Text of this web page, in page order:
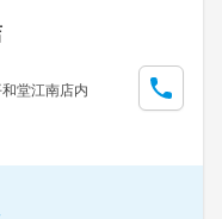
堂江南店内